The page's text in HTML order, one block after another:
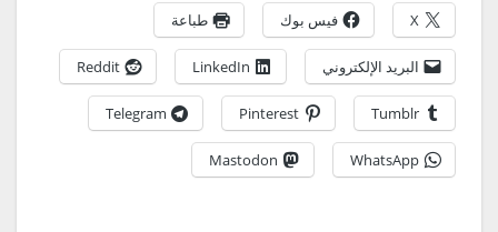
X فيس بوك طباعة
البريد الإلكتروني LinkedIn
Reddit
Tumblr
Pinterest
Telegram
WhatsApp
Mastodon